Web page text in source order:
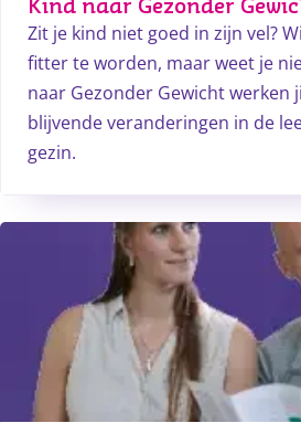
Kind naar Gezonder
Zit je kind niet goed in zijn vel?
fitter te worden, maar weet je
naar Gezonder Gewicht werken
blijvende veranderingen in de
gezin.